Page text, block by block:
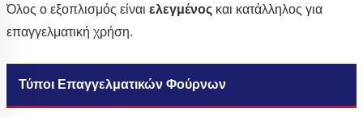
Όλος ο εξοπλισμός είναι ελεγμένος και κατάλληλος για
επαγγελματική χρήση.
Τύποι Επαγγελματικών Φούρνων